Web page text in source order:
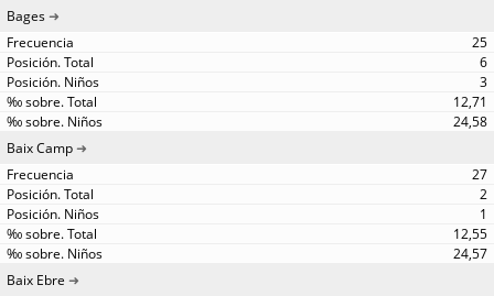
Bages
25
6
3
12,71
24,58
Baix Camp
27
2
1
12,55
24,57
Baix Ebre